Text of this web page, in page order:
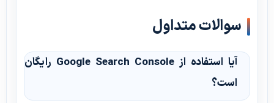
سوالات متداول
آیا استفاده از Google Search Console رایگان
است؟